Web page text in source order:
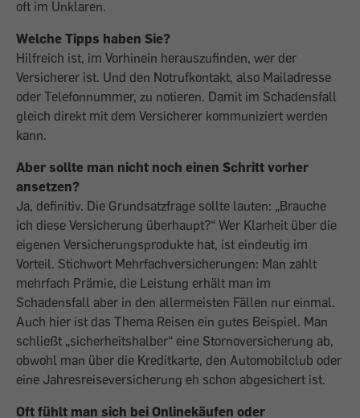
oft im Unklaren.
Welche Tipps haben Sie?
Hilfreich ist, im Vorhinein herauszufinden, wer der
Versicherer ist. Und den Notruf­kontakt, also Mailadresse
oder Telefon­nummer, zu notieren. Damit im Schadens­fall
gleich direkt mit dem Versicherer kommuniziert werden
kann.
Aber sollte man nicht noch einen Schritt vorher
ansetzen?
Ja, definitiv. Die Grundsatzfrage sollte lauten: „Brauche
ich diese Versicherung überhaupt?“ Wer Klarheit über die
eigenen Versicherungsprodukte hat, ist eindeutig im
Vorteil. Stichwort Mehrfachversiche­rungen: Man zahlt
mehrfach Prämie, die Leistung erhält man im
Schadensfall aber in den allermeisten Fällen nur einmal.
Auch hier ist das Thema Reisen ein gutes Beispiel. Man
schließt „sicherheitshalber“ eine Stornoversicherung ab,
obwohl man über die Kreditkarte, den Automobilclub oder
eine Jahresreiseversicherung eh schon abgesichert ist.
Oft fühlt man sich bei Onlinekäufen oder